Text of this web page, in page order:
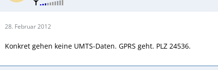
28. Februar 2012
Konkret gehen keine UMTS-Daten. GPRS geht. PLZ 24536.